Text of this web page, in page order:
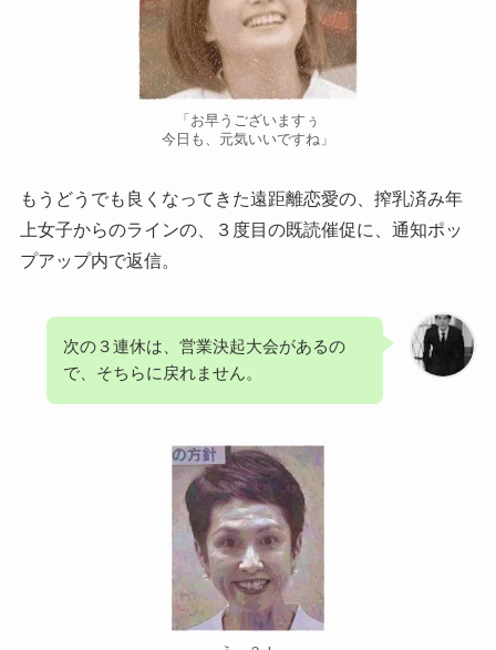
「お早うございますぅ
今日も、元気いいですね」
もうどうでも良くなってきた遠距離恋愛の、搾乳済み年
上女子からのラインの、３度目の既読催促に、通知ポッ
プアップ内で返信。
次の３連休は、営業決起大会があるの
で、そちらに戻れません。